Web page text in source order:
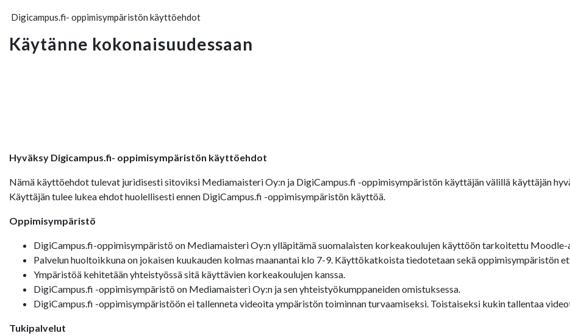
Digicampus.fi- oppimisympäristön käyttöehdot
Käytänne kokonaisuudessaan
Hyväksy Digicampus.fi- oppimisympäristön käyttöehdot
Nämä käyttöehdot tulevat juridisesti sitoviksi Mediamaisteri Oy:n ja DigiCampus.fi -oppimisympäristön käyttäjän välillä käyttäjän
Käyttäjän tulee lukea ehdot huolellisesti ennen DigiCampus.fi -oppimisympäristön käyttöä.
Oppimisympäristö
DigiCampus.fi-oppimisympäristö on Mediamaisteri Oy:n ylläpitämä suomalaisten korkeakoulujen käyttöön tarkoitettu
Palvelun huoltoikkuna on jokaisen kuukauden kolmas maanantai klo 7-9. Käyttökatkoista tiedotetaan sekä oppimisympäristön
Ympäristöä kehitetään yhteistyössä sitä käyttävien korkeakoulujen kanssa.
DigiCampus.fi -oppimisympäristö on Mediamaisteri Oy:n ja sen yhteistyökumppaneiden omistuksessa.
DigiCampus.fi -oppimisympäristöön ei tallenneta videoita ympäristön toiminnan turvaamiseksi. Toistaiseksi kukin tallentaa
Tukipalvelut